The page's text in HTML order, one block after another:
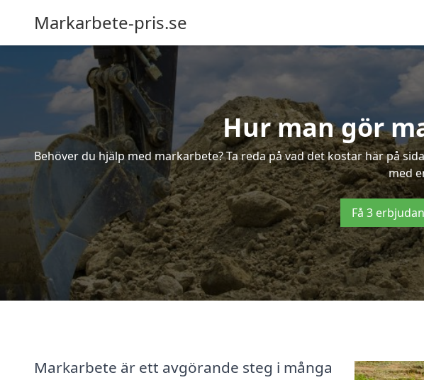
Markarbete-pris.se
Hur man gör
Behöver du hjälp med markarbete? Ta reda på vad det kostar här på
med
Få 3
Markarbete är ett avgörande steg i många